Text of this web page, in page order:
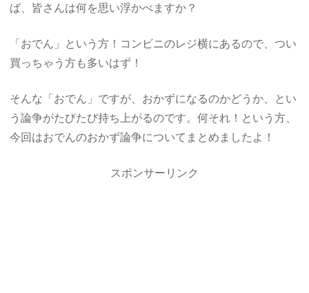
ば、皆さんは何を思い浮かべますか？
「おでん」という方！コンビニのレジ横にあるので、つい
買っちゃう方も多いはず！
そんな「おでん」ですが、おかずになるのかどうか、とい
う論争がたびたび持ち上がるのです。何それ！という方、
今回はおでんのおかず論争についてまとめましたよ！
スポンサーリンク